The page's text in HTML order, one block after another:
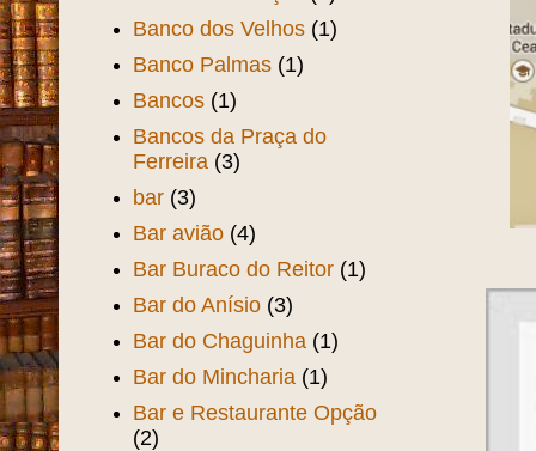
Banco dos Velhos (1)
Banco Palmas (1)
Bancos (1)
Bancos da Praça do
Ferreira (3)
bar (3)
Bar avião (4)
Bar Buraco do Reitor (1)
Bar do Anísio (3)
Bar do Chaguinha (1)
Bar do Mincharia (1)
Bar e Restaurante Opção
(2)